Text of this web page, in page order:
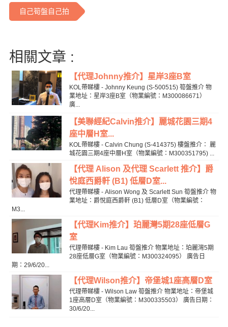
自己筍盤自己拍
相關文章 :
【代理Johnny推介】星岸3座B室
KOL帶睇樓 - Johnny Keung (S-500515) 筍盤推介 物
業地址：星岸3座B室（物業編號：M300086671）
廣...
【美聯經紀Calvin推介】麗城花園三期4
座中層H室...
KOL帶睇樓 - Calvin Chung (S-414375) 樓盤推介： 麗
城花園三期4座中層H室（物業編號：M300351795) ...
【代理 Alison 及代理 Scarlett 推介】爵
悅庭西爵軒 (B1) 低層D室...
代理帶睇樓 - Alison Wong 及 Scarlett Sun 筍盤推介 物
業地址：爵悅庭西爵軒 (B1) 低層D室（物業編號：
M3...
【代理Kim推介】珀麗灣5期28座低層G
室
代理帶睇樓 - Kim Lau 筍盤推介 物業地址：珀麗灣5期
28座低層G室（物業編號：M300324095） 廣告日
期：29/6/20...
【代理Wilson推介】帝堡城1座高層D室
代理帶睇樓 - Wilson Law 筍盤推介 物業地址：帝堡城
1座高層D室（物業編號：M300335503） 廣告日期：
30/6/20...